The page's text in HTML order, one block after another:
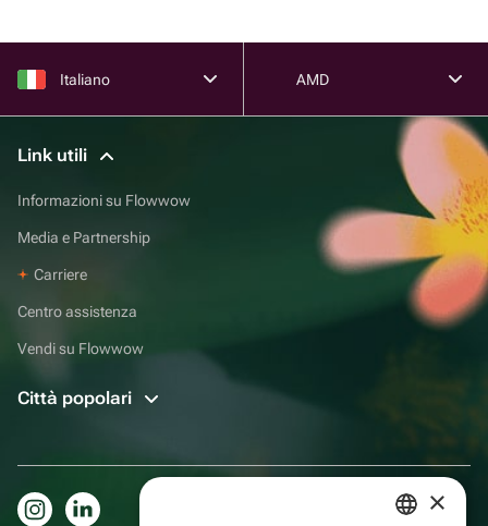
Italiano AMD
Link utili
Informazioni su Flowwow
Media e Partnership
Carriere
Centro assistenza
Vendi su Flowwow
Città popolari
×